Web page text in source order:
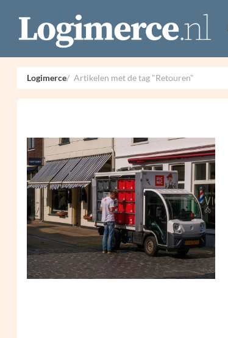
Logimerce Artikelen met de tag "Retouren"